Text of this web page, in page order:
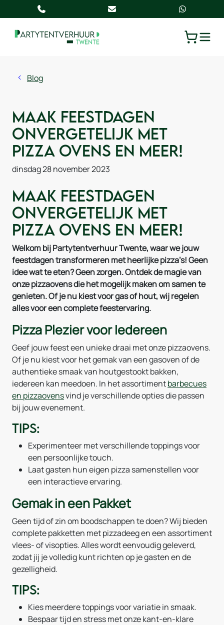
Blog
Maak Feestdagen
Onvergetelijk met
Pizza Ovens en Meer!
dinsdag 28 november 2023
Maak Feestdagen
Onvergetelijk met
Pizza Ovens en Meer!
Welkom bij Partytentverhuur Twente, waar we jouw
feestdagen transformeren met heerlijke pizza’s! Geen
idee wat te eten? Geen zorgen. Ontdek de magie van
onze pizzaovens die het mogelijk maken om samen te
genieten. Of je nu kiest voor gas of hout, wij regelen
alles voor een complete feestervaring.
Pizza Plezier voor Iedereen
Geef jouw feest een unieke draai met onze pizzaovens.
Of je nu kiest voor het gemak van een gasoven of de
authentieke smaak van houtgestookt bakken,
iedereen kan meedoen. In het assortimentbarbecues
en pizzaovensvind je verschillende opties die passen
bij jouw evenement.
Tips:
Experimenteer met verschillende toppings voor
een persoonlijke touch.
Laat gasten hun eigen pizza samenstellen voor
een interactieve ervaring.
Gemak in een Pakket
Geen tijd of zin om boodschappen te doen? Wij bieden
complete pakketten met pizzadeeg en een assortiment
vlees- of visopties. Alles wordt eenvoudig geleverd,
zodat jij je volledig kunt richten op je gasten en de
gezelligheid.
Tips:
Kies meerdere toppings voor variatie in smaak.
Bespaar tijd en stress met onze kant-en-klare